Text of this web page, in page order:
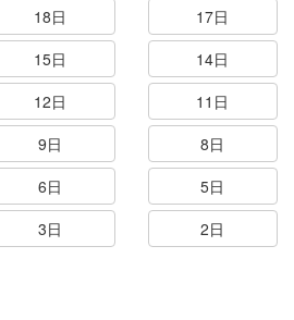
18日
17日
15日
14日
12日
11日
9日
8日
6日
5日
3日
2日